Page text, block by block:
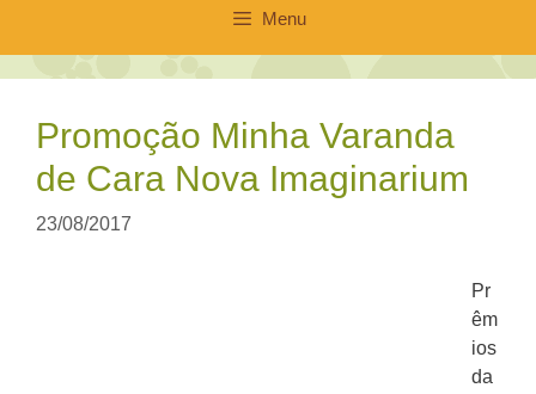
Menu
Promoção Minha Varanda
de Cara Nova Imaginarium
23/08/2017
Pr
êm
ios
da